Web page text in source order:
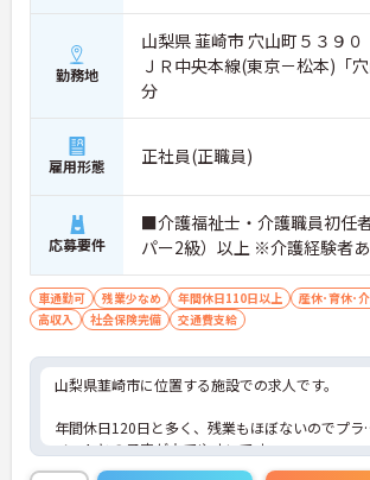
勤務地
山梨県 韮崎市 穴山町５３９０
ＪＲ中央本線(東京－松本)「
分
雇用形態 正社員(正職員)
応募要件
■介護福祉士・介護職員初任
パー2級）以上 ※介護経験者
車通勤可 残業少なめ 年間休日110日以上
産休･育休･
高収入
社会保険完備 交通費支給
山梨県韮崎市に位置する施設での求人です。
年間休日120日と多く、残業もほぼないのでプラ
ベートとの予定が立てやすいです。